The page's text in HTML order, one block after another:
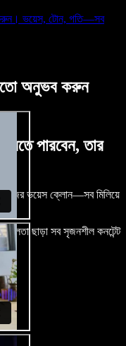
ভয়েস, টোন, গতি—সব
অনুভব করুন
পারবেন, তার
নিজের ভয়েস ক্লোন—সব মিলিয়ে
ছাড়া সব সৃজনশীল কনটেন্ট